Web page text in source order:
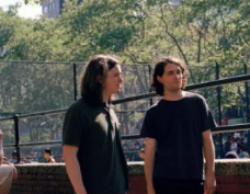
SYNTHPOP
PUNK
SHOEGAZE
SOUL
BEDROOM